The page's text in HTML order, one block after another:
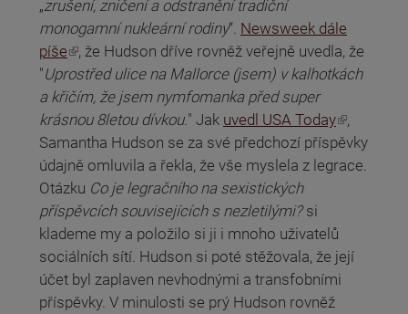
„zrušení, zničení a odstranění tradiční
monogamní nukleární rodiny“. Newsweek dále
píše
(odkaz je externí), že Hudson dříve rovněž veřejně uvedla, že
"Uprostřed ulice na Mallorce (jsem) v kalhotkách
a křičím, že jsem nymfomanka před super
krásnou 8letou dívkou. " Jak uvedl USA Today
(odkaz je externí)
,
Samantha Hudson se za své předchozí příspěvky
údajně omluvila a řekla, že vše myslela z legrace.
Otázku Co je legračního na sexistických
příspěvcích souvisejících s nezletilými?si
klademe my a položilo si ji i mnoho uživatelů
sociálních sítí. Hudson si poté stěžovala, že její
účet byl zaplaven nevhodnými a transfobními
příspěvky. V minulosti se prý Hudson rovněž